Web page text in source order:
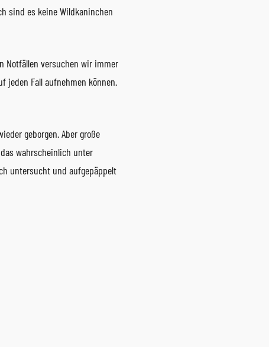
sind es keine Wildkaninchen
Notfällen versuchen wir immer
jeden Fall aufnehmen können.
geborgen. Aber große
wahrscheinlich unter
untersucht und aufgepäppelt